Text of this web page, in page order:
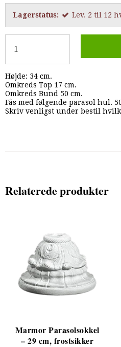
Lagerstatus: Lev. 2 til 12
Højde: 34 cm.
Omkreds Top 17 cm.
Omkreds Bund 50 cm.
Fås med følgende parasol hul.
Skriv venligst under bestil
Relaterede produkter
Marmor Parasolsokkel
– 29 cm, frostsikker